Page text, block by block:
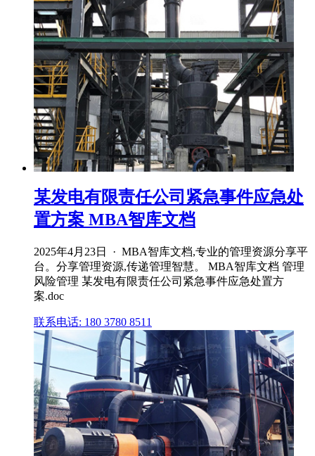
某发电有限责任公司紧急事件应急处
置方案 MBA智库文档
2025年4月23日 · MBA智库文档,专业的管理资源分享平
台。分享管理资源,传递管理智慧。 MBA智库文档 管理
风险管理 某发电有限责任公司紧急事件应急处置方
案.doc
联系电话: 180 3780 8511